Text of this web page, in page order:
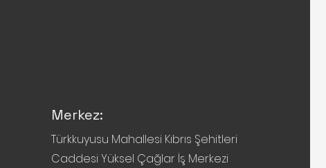
Merkez:
Türkkuyusu Mahallesi Kıbrıs Şehitleri
Caddesi Yüksel Çağlar İş Merkezi